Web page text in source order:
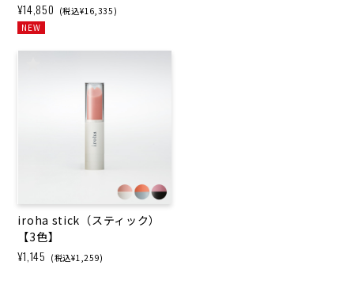
¥14,850 (税込¥16,335)
NEW
iroha stick（スティック）
【3色】
¥1,145 (税込¥1,259)